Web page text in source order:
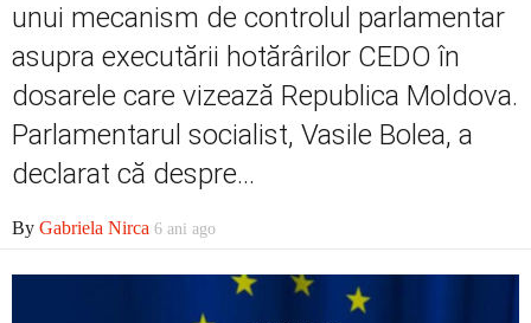
Externe
Economic
unui mecanism de controlul parlamentar
asupra executării hotărârilor CEDO în
dosarele care vizează Republica Moldova.
Parlamentarul socialist, Vasile Bolea, a
declarat că despre...
By Gabriela Nirca 6 ani ago